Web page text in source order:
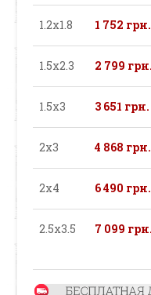
1.2х1.8 1 752 грн.
1.5х2.3 2 799 грн.
1.5х3 3 651 грн.
2х3 4 868 грн.
2х4 6 490 грн.
2.5х3.5 7 099 грн.